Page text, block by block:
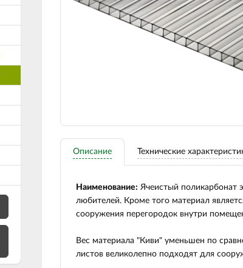
Описание Технические
Наименование: Ячеистый поликарбонат
любителей. Кроме того материал
сооружения перегородок внутри
Вес материала "Киви" уменьшен по
листов великолепно подходят для